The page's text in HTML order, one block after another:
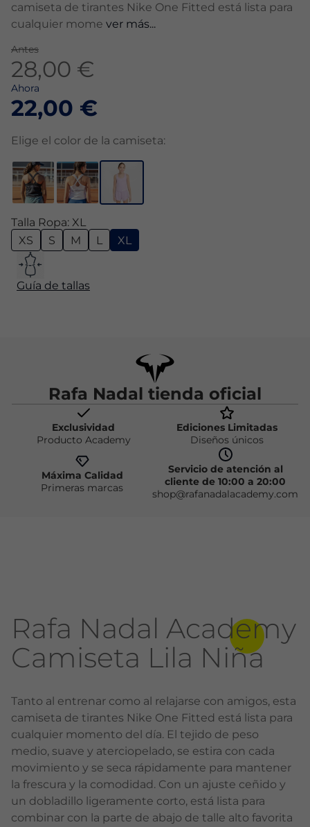
camiseta de tirantes Nike One Fitted está lista para
cualquier mome ver más...
Antes
28,00 €
Ahora
22,00 €
Elige el color de la camiseta:
Talla Ropa: XL
XS
S M L XL
Guía de tallas
Rafa Nadal tienda oficial
Exclusividad
Producto Academy
Ediciones Limitadas
Diseños únicos
Máxima Calidad
Primeras marcas
Servicio de atención al
cliente de 10:00 a 20:00
shop@rafanadalacademy.com
Rafa Nadal Academy
Camiseta Lila Niña
Tanto al entrenar como al relajarse con amigos, esta
camiseta de tirantes Nike One Fitted está lista para
cualquier momento del día. El tejido de peso
medio, suave y aterciopelado, se estira con cada
movimiento y se seca rápidamente para mantener
la frescura y la comodidad. Con un ajuste ceñido y
un dobladillo ligeramente corto, está lista para
combinar con la parte de abajo de talle alto favorita